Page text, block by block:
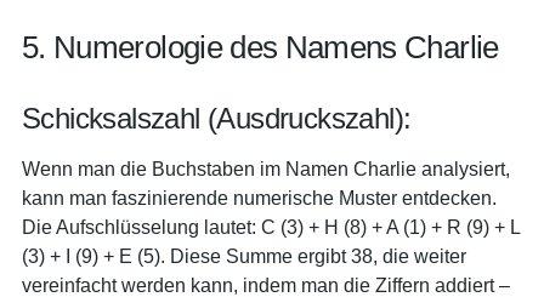
5. Numerologie des Namens Charlie
Schicksalszahl (Ausdruckszahl):
Wenn man die Buchstaben im Namen Charlie analysiert,
kann man faszinierende numerische Muster entdecken.
Die Aufschlüsselung lautet: C (3) + H (8) + A (1) + R (9) + L
(3) + I (9) + E (5). Diese Summe ergibt 38, die weiter
vereinfacht werden kann, indem man die Ziffern addiert –